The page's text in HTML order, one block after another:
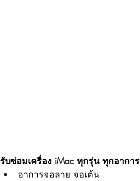
รับซ่อมเครื่อง iMac ทุกรุ่น ทุกอาการ
อาการจอลาย จอเต้น